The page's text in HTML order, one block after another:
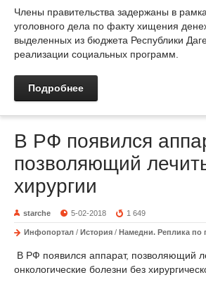
Члены правительства задержаны в
уголовного дела по факту хищения
выделенных из бюджета Республики
реализации социальных программ.
Подробнее
В РФ появился
позволяющий
хирургии
starche 5-02-2018 1 649
Инфопортал / История / Намедни. Реплика по
В РФ появился аппарат, позволяющий
онкологические болезни без